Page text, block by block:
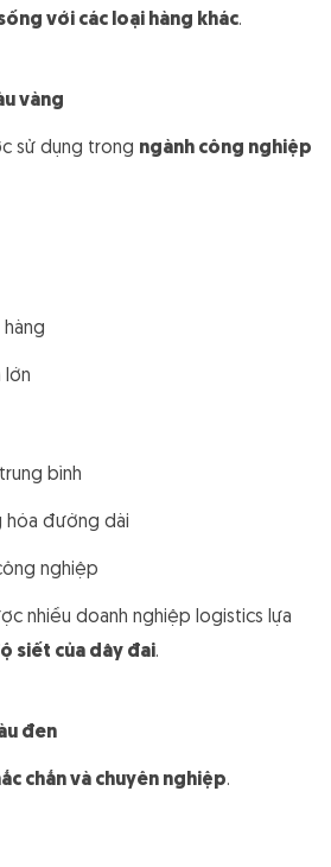
với các loại hàng khác.
vàng
sử dụng trong ngành công nghiệp
lớn
bình
hóa đường dài
nghiệp
nhiều doanh nghiệp logistics lựa
siết của dây đai.
đen
chắn và chuyên nghiệp.